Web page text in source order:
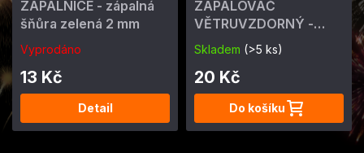
ZÁPALNICE - zápalná
šňůra zelená 2 mm
Vyprodáno
13 Kč
Detail
ZAPALOVAČ
VĚTRUVZDORNÝ -
ohňostrojný 4 min
Skladem (>5 ks)
20 Kč
Do košíku